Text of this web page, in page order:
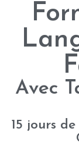
Avec
15 jours